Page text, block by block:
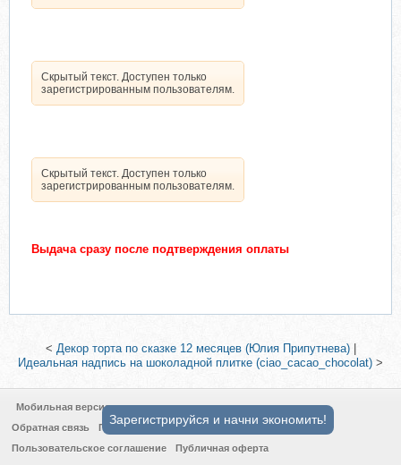
Скрытый текст. Доступен только
зарегистрированным пользователям.
Скрытый текст. Доступен только
зарегистрированным пользователям.
Выдача сразу после подтверждения оплаты
< Декор торта по сказке 12 месяцев (Юлия Припутнева)|
Идеальная надпись на шоколадной плитке (ciao_cacao_chocolat) >
Мобильная версия
Обратная связь
Политика конфиденциальности
Пользовательское соглашение
Публичная оферта
Зарегистрируйся и начни экономить!